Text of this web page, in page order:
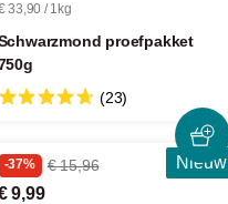
33,90 / 1kg
proefpakket
(23)
Nieuw
-37% € 15,96
9,99